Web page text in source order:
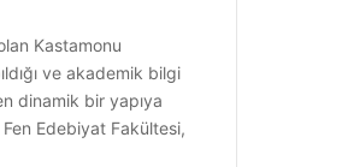
Kastamonu
ve akademik bilgi
dinamik bir yapıya
Edebiyat Fakültesi,